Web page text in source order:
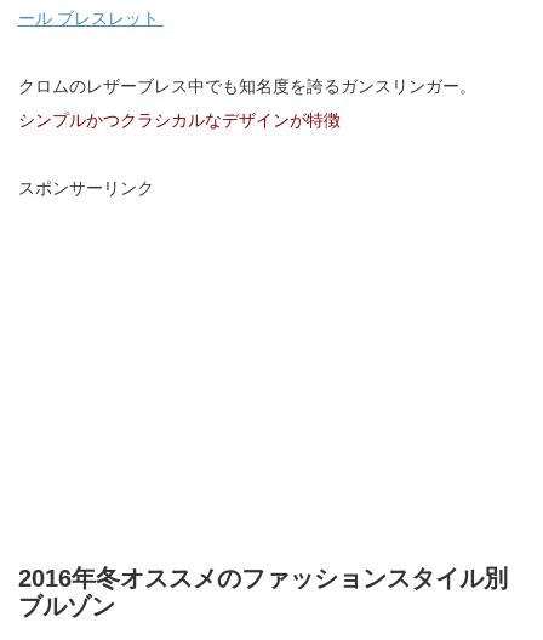
ール ブレスレット
クロムのレザーブレス中でも知名度を誇るガンスリンガー。
シンプルかつクラシカルなデザインが特徴
スポンサーリンク
2016年冬オススメのファッションスタイル別
ブルゾン